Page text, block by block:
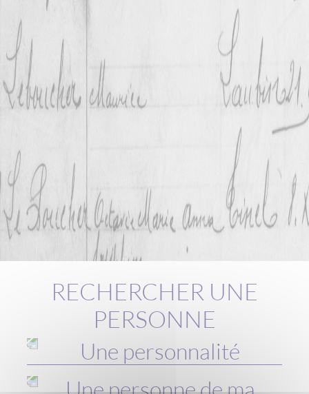
RECHERCHER UNE
PERSONNE
Une personnalité